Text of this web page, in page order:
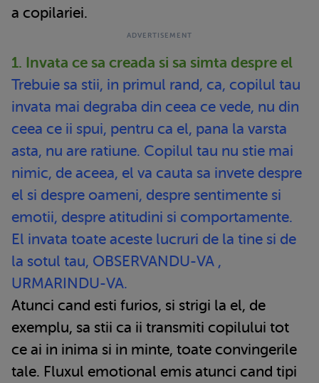
a copilariei.
1. Invata ce sa creada si sa simta despre el
Trebuie sa stii, in primul rand, ca, copilul tau
invata mai degraba din ceea ce vede, nu din
ceea ce ii spui, pentru ca el, pana la varsta
asta, nu are ratiune. Copilul tau nu stie mai
nimic, de aceea, el va cauta sa invete despre
el si despre oameni, despre sentimente si
emotii, despre atitudini si comportamente.
El invata toate aceste lucruri de la tine si de
la sotul tau, OBSERVANDU-VA ,
URMARINDU-VA.
Atunci cand esti furios, si strigi la el, de
exemplu, sa stii ca ii transmiti copilului tot
ce ai in inima si in minte, toate convingerile
tale. Fluxul emotional emis atunci cand tipi